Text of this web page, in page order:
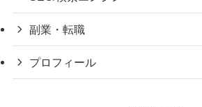
副業・転職
プロフィール